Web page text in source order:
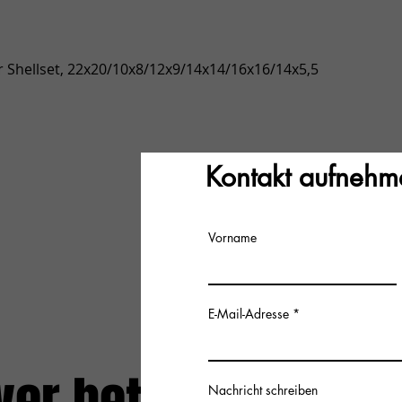
Snel overzicht
Shellset, 22x20/10x8/12x9/14x14/16x16/14x5,5
Kontakt
Vorname
E-Mail-Adresse
Nachricht schreiben